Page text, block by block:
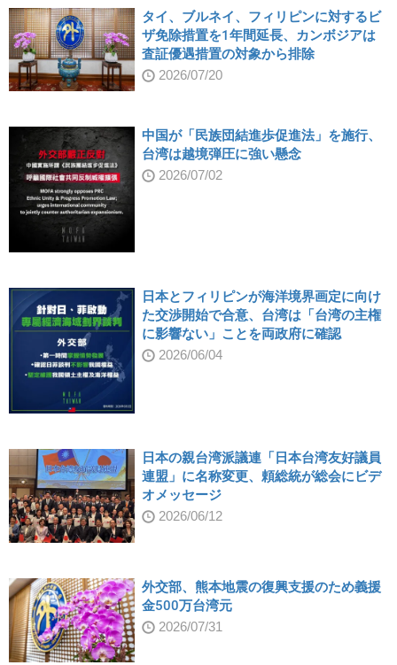
タイ、ブルネイ、フィリピンに対するビ
ザ免除措置を1年間延長、カンボジアは
査証優遇措置の対象から排除
2026/07/20
中国が「民族団結進歩促進法」を施行、
台湾は越境弾圧に強い懸念
2026/07/02
日本とフィリピンが海洋境界画定に向け
た交渉開始で合意、台湾は「台湾の主権
に影響ない」ことを両政府に確認
2026/06/04
日本の親台湾派議連「日本台湾友好議員
連盟」に名称変更、頼総統が総会にビデ
オメッセージ
2026/06/12
外交部、熊本地震の復興支援のため義援
金500万台湾元
2026/07/31